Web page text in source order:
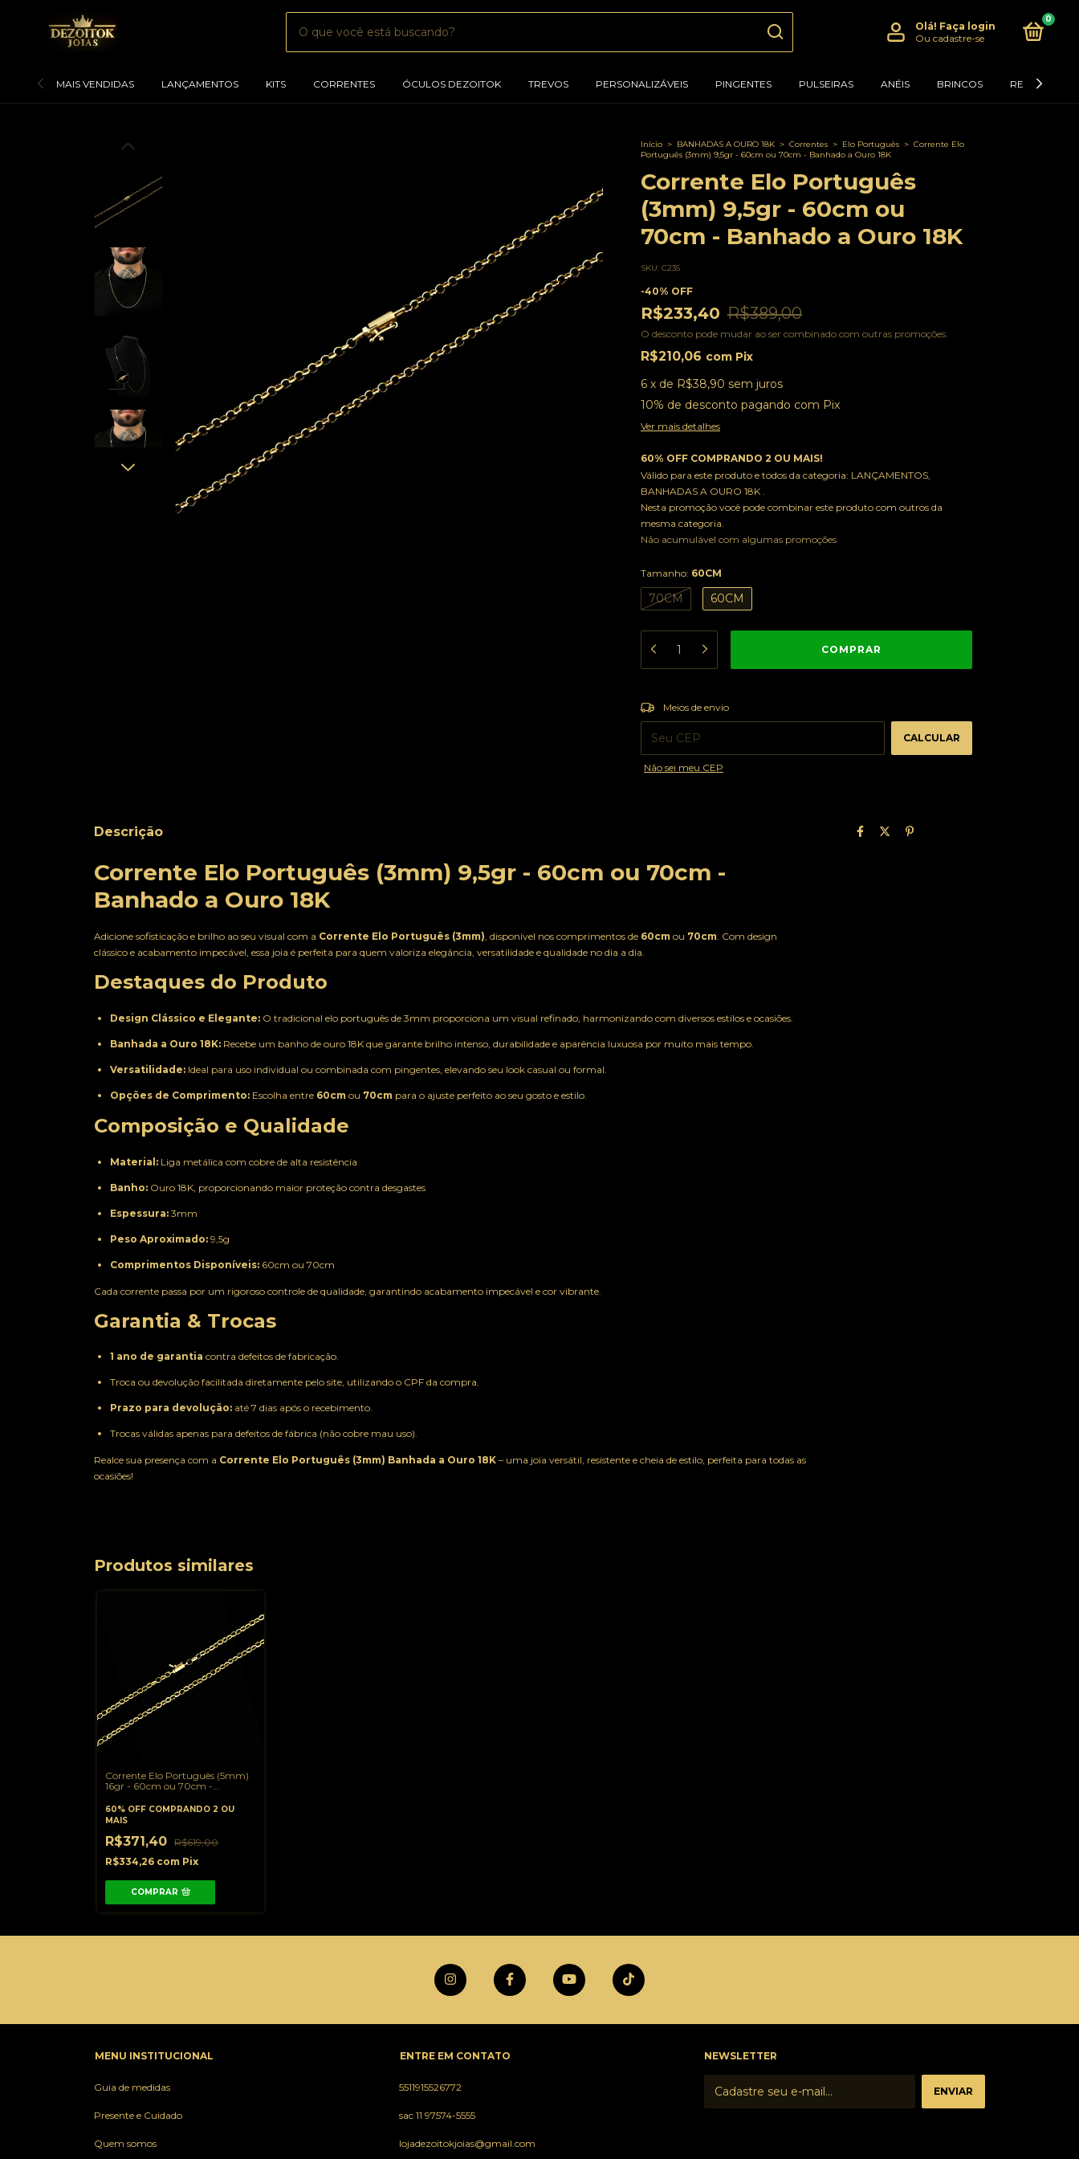
Olá! Faça login
Ou cadastre-se
0
MAIS VENDIDAS LANÇAMENTOS KITS CORRENTES ÓCULOS DEZOITOK TREVOS PERSONALIZÁVEIS PINGENTES PULSEIRAS ANÉIS BRINCOS RELÓGIOS
Início > BANHADAS A OURO 18K > Correntes > Elo Português > Corrente Elo
Português (3mm) 9,5gr - 60cm ou 70cm - Banhado a Ouro 18K
Corrente Elo Português
(3mm) 9,5gr - 60cm ou
70cm - Banhado a Ouro 18K
SKU: C235
-40% OFF
R$233,40 R$389,00
O desconto pode mudar ao ser combinado com outras promoções.
R$210,06 com Pix
6 x de R$38,90 sem juros
10% de desconto pagando com Pix
Ver mais detalhes
60% OFF COMPRANDO 2 OU MAIS!
Válido para este produto e todos da categoria: LANÇAMENTOS,
BANHADAS A OURO 18K .
Nesta promoção você pode combinar este produto com outros da
mesma categoria.
Não acumulável com algumas promoções
Tamanho: 60CM
70CM 60CM
Entregas para o CEP:
Meios de envio
CALCULAR
Não sei meu CEP
Descrição
Corrente Elo Português (3mm) 9,5gr - 60cm ou 70cm -
Banhado a Ouro 18K
Adicione sofisticação e brilho ao seu visual com a Corrente Elo Português (3mm) , disponível nos comprimentos de 60cm ou 70cm . Com design
clássico e acabamento impecável, essa joia é perfeita para quem valoriza elegância, versatilidade e qualidade no dia a dia.
Destaques do Produto
Design Clássico e Elegante: O tradicional elo português de 3mm proporciona um visual refinado, harmonizando com diversos estilos e ocasiões.
Banhada a Ouro 18K: Recebe um banho de ouro 18K que garante brilho intenso, durabilidade e aparência luxuosa por muito mais tempo.
Versatilidade: Ideal para uso individual ou combinada com pingentes, elevando seu look casual ou formal.
Opções de Comprimento: Escolha entre 60cm ou 70cm para o ajuste perfeito ao seu gosto e estilo.
Composição e Qualidade
Material: Liga metálica com cobre de alta resistência
Banho: Ouro 18K, proporcionando maior proteção contra desgastes
Espessura: 3mm
Peso Aproximado: 9,5g
Comprimentos Disponíveis: 60cm ou 70cm
Cada corrente passa por um rigoroso controle de qualidade, garantindo acabamento impecável e cor vibrante.
Garantia & Trocas
1 ano de garantia contra defeitos de fabricação.
Troca ou devolução facilitada diretamente pelo site, utilizando o CPF da compra.
Prazo para devolução: até 7 dias após o recebimento.
Trocas válidas apenas para defeitos de fábrica (não cobre mau uso).
Realce sua presença com a Corrente Elo Português (3mm) Banhada a Ouro 18K – uma joia versátil, resistente e cheia de estilo, perfeita para todas as
ocasiões!
Produtos similares
Corrente Elo Português (5mm)
16gr - 60cm ou 70cm -
60% OFF COMPRANDO 2 OU
MAIS
R$371,40 R$619,00
R$334,26 com Pix
COMPRAR
MENU INSTITUCIONAL
Guia de medidas
Presente e Cuidado
Quem somos
ENTRE EM CONTATO
5511915526772
sac 11 97574-5555
lojadezoitokjoias@gmail.com
NEWSLETTER